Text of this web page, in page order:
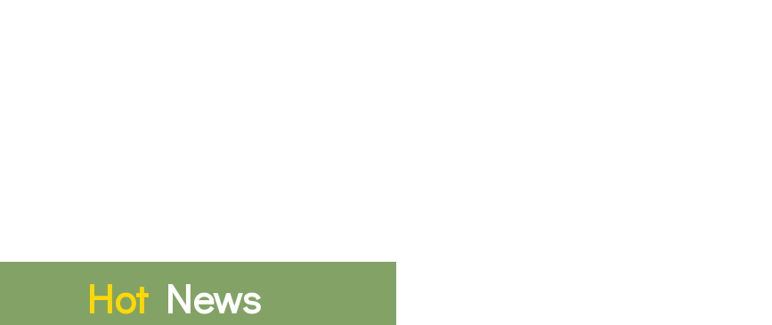
HotNews